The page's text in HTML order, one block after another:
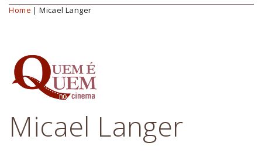
Você está aqui
Home | Micael Langer
Micael Langer